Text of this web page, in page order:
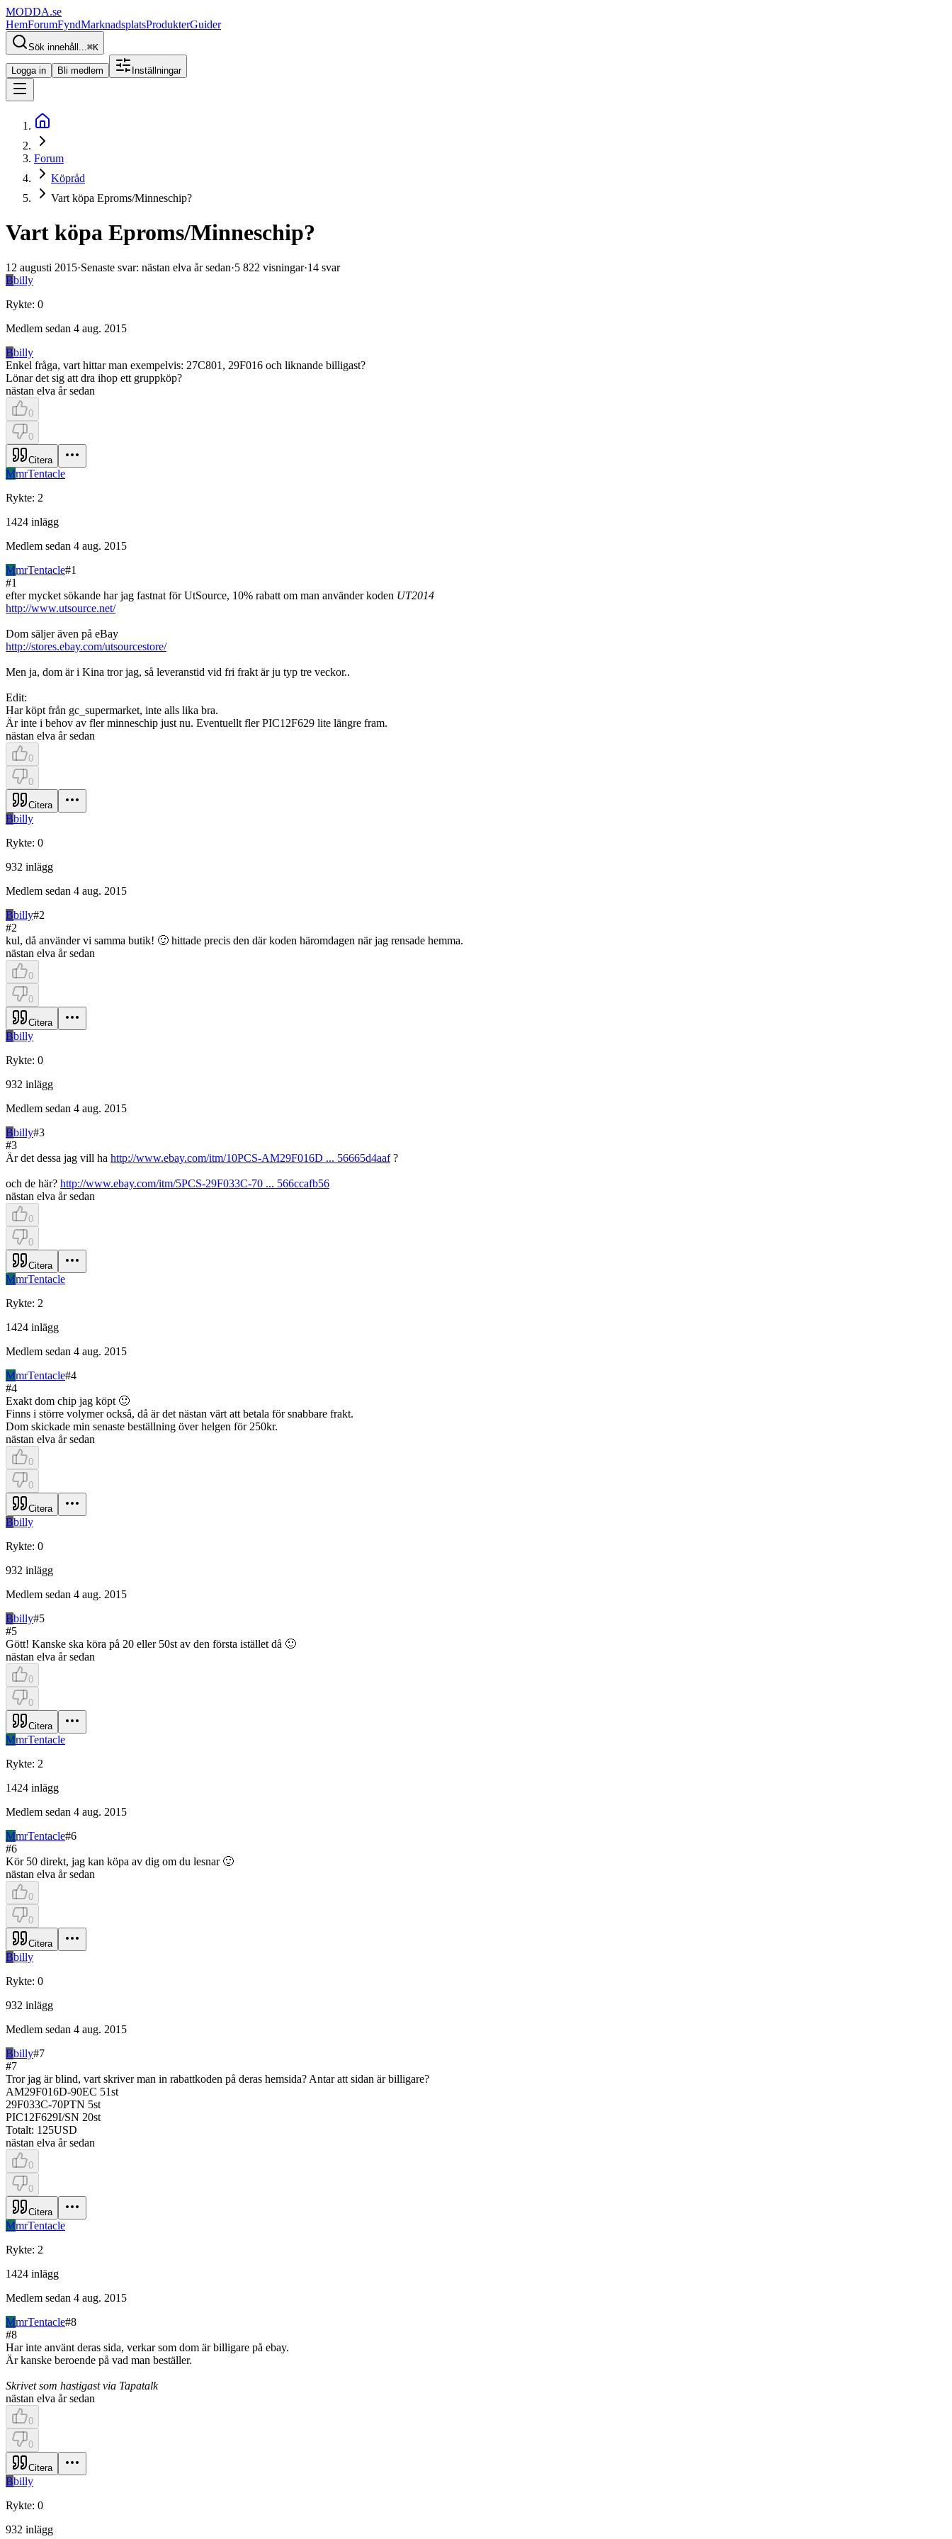
MODDA.se
HemForumFyndMarknadsplatsProdukterGuider
Sök innehåll...⌘K
Logga in Bli medlem Inställningar
Forum
Köpråd
Vart köpa Eproms/Minneschip?
Vart köpa Eproms/Minneschip?
12 augusti 2015·Senaste svar: nästan elva år sedan·5 822 visningar·14 svar
Bbilly
Rykte: 0
Medlem sedan 4 aug. 2015
Bbilly
Enkel fråga, vart hittar man exempelvis: 27C801, 29F016 och liknande billigast?
Lönar det sig att dra ihop ett gruppköp?
nästan elva år sedan
0
0
Citera
MmrTentacle
Rykte: 2
1424 inlägg
Medlem sedan 4 aug. 2015
MmrTentacle#1
#1
efter mycket sökande har jag fastnat för UtSource, 10% rabatt om man använder koden UT2014
http://www.utsource.net/
Dom säljer även på eBay
http://stores.ebay.com/utsourcestore/
Men ja, dom är i Kina tror jag, så leveranstid vid fri frakt är ju typ tre veckor..
Edit:
Har köpt från gc_supermarket, inte alls lika bra.
Är inte i behov av fler minneschip just nu. Eventuellt fler PIC12F629 lite längre fram.
nästan elva år sedan
0
0
Citera
Bbilly
Rykte: 0
932 inlägg
Medlem sedan 4 aug. 2015
Bbilly#2
#2
kul, då använder vi samma butik! 🙂 hittade precis den där koden häromdagen när jag rensade hemma.
nästan elva år sedan
0
0
Citera
Bbilly
Rykte: 0
932 inlägg
Medlem sedan 4 aug. 2015
Bbilly#3
#3
Är det dessa jag vill ha http://www.ebay.com/itm/10PCS-AM29F016D ... 56665d4aaf?
och de här? http://www.ebay.com/itm/5PCS-29F033C-70 ... 566ccafb56
nästan elva år sedan
0
0
Citera
MmrTentacle
Rykte: 2
1424 inlägg
Medlem sedan 4 aug. 2015
MmrTentacle#4
#4
Exakt dom chip jag köpt 🙂
Finns i större volymer också, då är det nästan värt att betala för snabbare frakt.
Dom skickade min senaste beställning över helgen för 250kr.
nästan elva år sedan
0
0
Citera
Bbilly
Rykte: 0
932 inlägg
Medlem sedan 4 aug. 2015
Bbilly#5
#5
Gött! Kanske ska köra på 20 eller 50st av den första istället då 🙂
nästan elva år sedan
0
0
Citera
MmrTentacle
Rykte: 2
1424 inlägg
Medlem sedan 4 aug. 2015
MmrTentacle#6
#6
Kör 50 direkt, jag kan köpa av dig om du lesnar 🙂
nästan elva år sedan
0
0
Citera
Bbilly
Rykte: 0
932 inlägg
Medlem sedan 4 aug. 2015
Bbilly#7
#7
Tror jag är blind, vart skriver man in rabattkoden på deras hemsida? Antar att sidan är billigare?
AM29F016D-90EC 51st
29F033C-70PTN 5st
PIC12F629I/SN 20st
Totalt: 125USD
nästan elva år sedan
0
0
Citera
MmrTentacle
Rykte: 2
1424 inlägg
Medlem sedan 4 aug. 2015
MmrTentacle#8
#8
Har inte använt deras sida, verkar som dom är billigare på ebay.
Är kanske beroende på vad man beställer.
Skrivet som hastigast via Tapatalk
nästan elva år sedan
0
0
Citera
Bbilly
Rykte: 0
932 inlägg